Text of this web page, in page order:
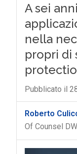
A sei
nella
propri di
Pubblicato il
Roberto
Of Counsel